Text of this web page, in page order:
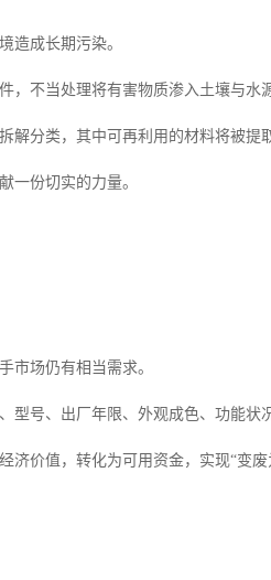
造成长期污染。
，不当处理将有害物质渗入土壤与水
解分类，其中可再利用的材料将被提
一份切实的力量。
市场仍有相当需求。
型号、出厂年限、外观成色、功能状
济价值，转化为可用资金，实现“变废